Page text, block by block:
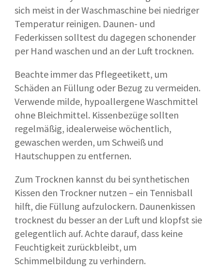
sich meist in der Waschmaschine bei niedriger
Temperatur reinigen. Daunen- und
Federkissen solltest du dagegen schonender
per Hand waschen und an der Luft trocknen.
Beachte immer das Pflegeetikett, um
Schäden an Füllung oder Bezug zu vermeiden.
Verwende milde, hypoallergene Waschmittel
ohne Bleichmittel. Kissenbezüge sollten
regelmäßig, idealerweise wöchentlich,
gewaschen werden, um Schweiß und
Hautschuppen zu entfernen.
Zum Trocknen kannst du bei synthetischen
Kissen den Trockner nutzen – ein Tennisball
hilft, die Füllung aufzulockern. Daunenkissen
trocknest du besser an der Luft und klopfst sie
gelegentlich auf. Achte darauf, dass keine
Feuchtigkeit zurückbleibt, um
Schimmelbildung zu verhindern.